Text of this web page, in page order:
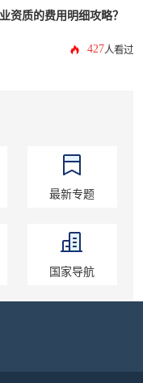
资质的费用明细攻略？
427人看过
最新专题
国家导航